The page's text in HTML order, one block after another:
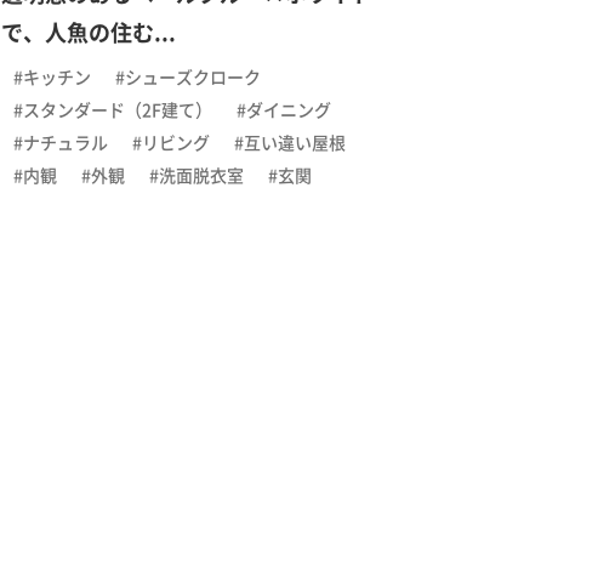
で、人魚の住む...
#キッチン
#シューズクローク
#スタンダード（2F建て）
#ダイニング
#ナチュラル
#リビング
#互い違い屋根
#内観
#外観 #洗面脱衣室 #玄関